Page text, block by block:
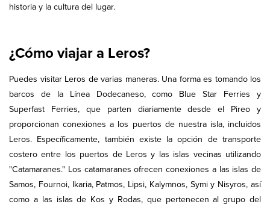
historia y la cultura del lugar.
¿Cómo viajar a Leros?
Puedes visitar Leros de varias maneras. Una forma es tomando los
barcos de la Línea Dodecaneso, como Blue Star Ferries y
Superfast Ferries, que parten diariamente desde el Pireo y
proporcionan conexiones a los puertos de nuestra isla, incluidos
Leros. Específicamente, también existe la opción de transporte
costero entre los puertos de Leros y las islas vecinas utilizando
"Catamaranes." Los catamaranes ofrecen conexiones a las islas de
Samos, Fournoi, Ikaria, Patmos, Lipsi, Kalymnos, Symi y Nisyros, así
como a las islas de Kos y Rodas, que pertenecen al grupo del